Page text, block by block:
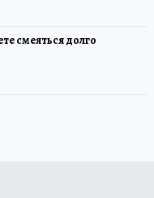
смеяться долго